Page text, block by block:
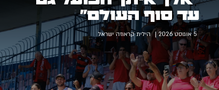
עד סוף העולם"
5 אוגוסט 2026 הילית קראוזה ישראל